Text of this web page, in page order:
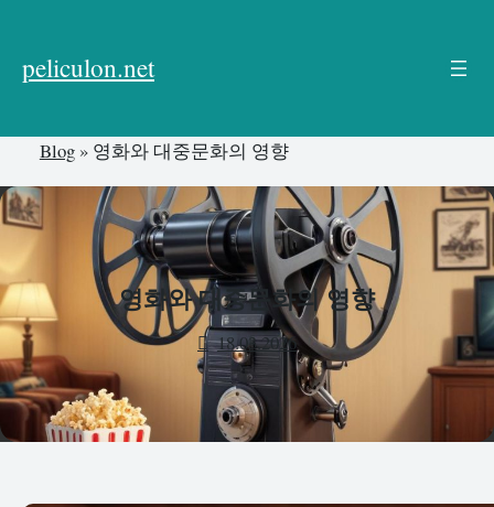
뛰
기
peliculon.net
Blog» 영화와 대중문화의 영향
영화와 대중문화의 영향
18.03.2026